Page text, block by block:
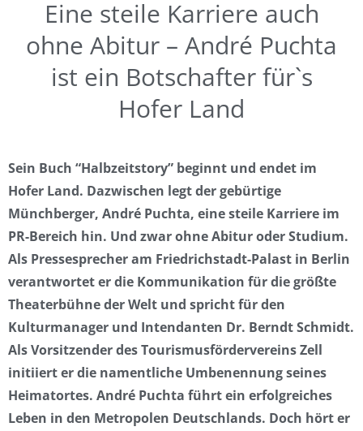
Eine steile Karriere auch
ohne Abitur – André Puchta
ist ein Botschafter für`s
Hofer Land
Sein Buch “Halbzeitstory” beginnt und endet im
Hofer Land. Dazwischen legt der gebürtige
Münchberger, André Puchta, eine steile Karriere im
PR-Bereich hin. Und zwar ohne Abitur oder Studium.
Als Pressesprecher am Friedrichstadt-Palast in Berlin
verantwortet er die Kommunikation für die größte
Theaterbühne der Welt und spricht für den
Kulturmanager und Intendanten Dr. Berndt Schmidt.
Als Vorsitzender des Tourismusfördervereins Zell
initiiert er die namentliche Umbenennung seines
Heimatortes. André Puchta führt ein erfolgreiches
Leben in den Metropolen Deutschlands. Doch hört er